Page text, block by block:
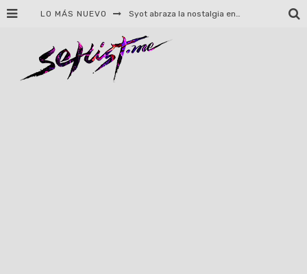
LO MÁS NUEVO Helloween celebrará 40 años de historia con conciertos en Ciudad de México y Guadalajara